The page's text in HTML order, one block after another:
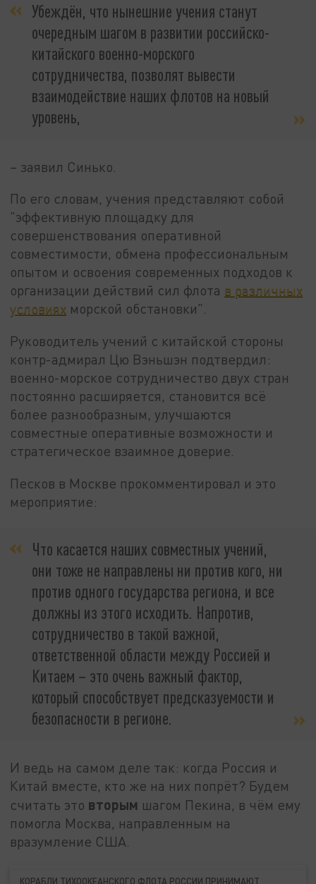
Убеждён, что нынешние учения станут
очередным шагом в развитии российско-
китайского военно-морского
сотрудничества, позволят вывести
взаимодействие наших флотов на новый
уровень,
– заявил Синько.
По его словам, учения представляют собой
"эффективную площадку для
совершенствования оперативной
совместимости, обмена профессиональным
опытом и освоения современных подходов к
организации действий сил флота в различных
условиях морской обстановки".
Руководитель учений с китайской стороны
контр-адмирал Цю Вэньшэн подтвердил:
военно-морское сотрудничество двух стран
постоянно расширяется, становится всё
более разнообразным, улучшаются
совместные оперативные возможности и
стратегическое взаимное доверие.
Песков в Москве прокомментировал и это
мероприятие:
Что касается наших совместных учений,
они тоже не направлены ни против кого, ни
против одного государства региона, и все
должны из этого исходить. Напротив,
сотрудничество в такой важной,
ответственной области между Россией и
Китаем – это очень важный фактор,
который способствует предсказуемости и
безопасности в регионе.
И ведь на самом деле так: когда Россия и
Китай вместе, кто же на них попрёт? Будем
считать это вторым шагом Пекина, в чём ему
помогла Москва, направленным на
вразумление США.
КОРАБЛИ ТИХООКЕАНСКОГО ФЛОТА РОССИИ ПРИНИМАЮТ